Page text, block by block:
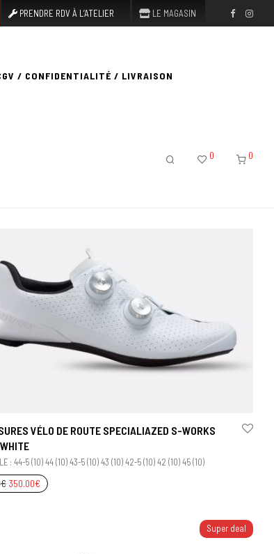
PRENDRE RDV À L’ATELIER LE MAGASIN
/ CONFIDENTIALITÉ / LIVRAISON
0 0
VÉLO DE ROUTE SPECIALIAZED S-WORKS
: 44-5 (10) 44 (10) 43-5 (10) 43 (10) 42-5 (10) 42 (10) 45 (10)
€ 350.00€
Super deal